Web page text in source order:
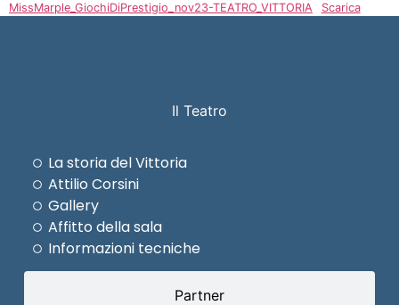
MissMarple_GiochiDiPrestigio_nov23-TEATRO_VITTORIA
Scarica
Il Teatro
Partner
La storia del Vittoria
Attilio Corsini
Gallery
Affitto della sala
Informazioni tecniche